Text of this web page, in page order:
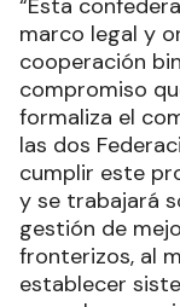
“Esta
marco legal y
cooperación
compromiso
formaliza el
las dos
cumplir este
y se trabajará
gestión de
fronterizos, al
establecer